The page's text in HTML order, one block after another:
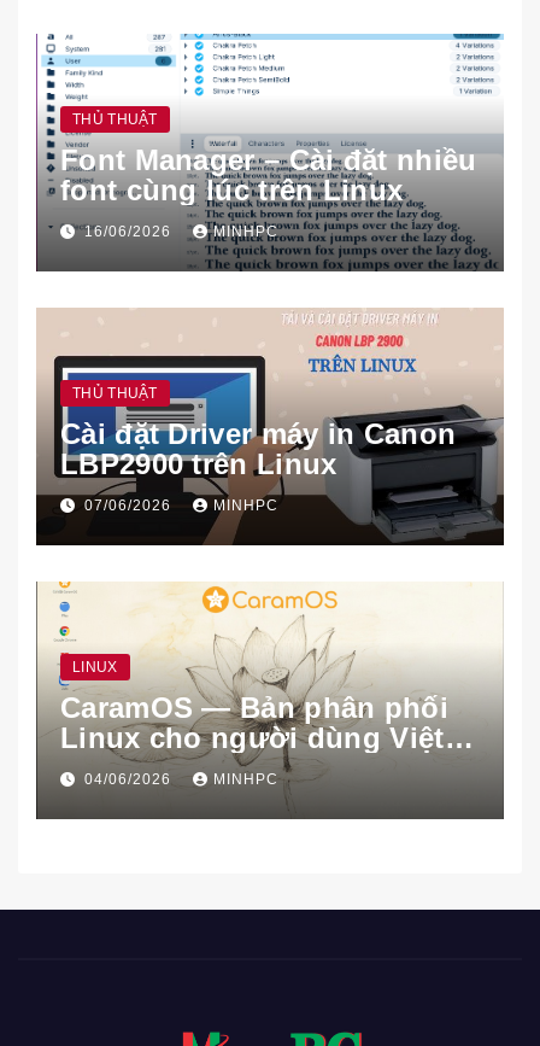
THỦ THUẬT
Font Manager – Cài đặt nhiều
font cùng lúc trên Linux
16/06/2026 MINHPC
THỦ THUẬT
Cài đặt Driver máy in Canon
LBP2900 trên Linux
07/06/2026 MINHPC
LINUX
CaramOS — Bản phân phối
Linux cho người dùng Việt
Nam
04/06/2026 MINHPC